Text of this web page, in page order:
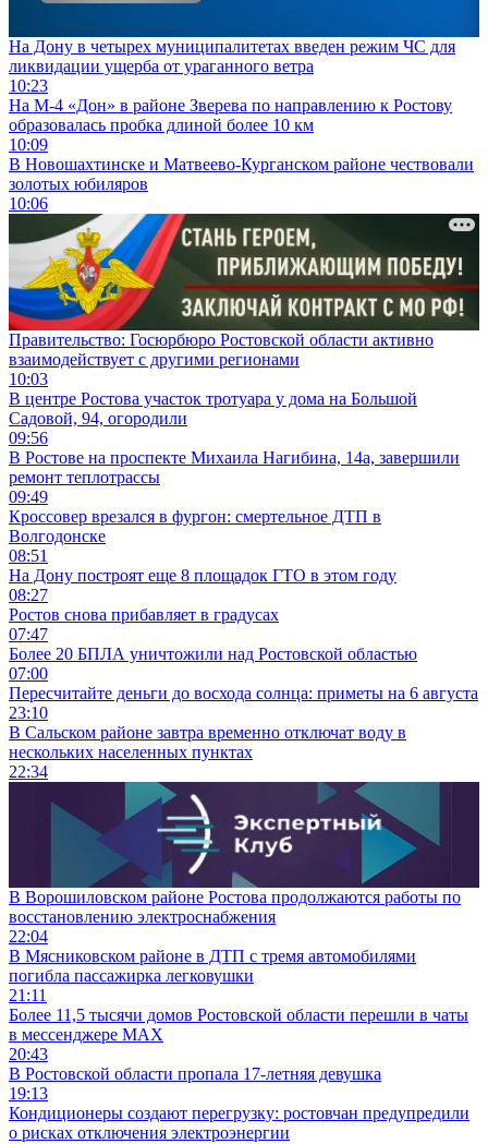
На Дону в четырех муниципалитетах введен режим ЧС для
ликвидации ущерба от ураганного ветра
10:23
На М-4 «Дон» в районе Зверева по направлению к Ростову
образовалась пробка длиной более 10 км
10:09
В Новошахтинске и Матвеево-Курганском районе чествовали
золотых юбиляров
10:06
Правительство: Госюрбюро Ростовской области активно
взаимодействует с другими регионами
10:03
В центре Ростова участок тротуара у дома на Большой
Садовой, 94, огородили
09:56
В Ростове на проспекте Михаила Нагибина, 14а, завершили
ремонт теплотрассы
09:49
Кроссовер врезался в фургон: смертельное ДТП в
Волгодонске
08:51
На Дону построят еще 8 площадок ГТО в этом году
08:27
Ростов снова прибавляет в градусах
07:47
Более 20 БПЛА уничтожили над Ростовской областью
07:00
Пересчитайте деньги до восхода солнца: приметы на 6 августа
23:10
В Сальском районе завтра временно отключат воду в
нескольких населенных пунктах
22:34
В Ворошиловском районе Ростова продолжаются работы по
восстановлению электроснабжения
22:04
В Мясниковском районе в ДТП с тремя автомобилями
погибла пассажирка легковушки
21:11
Более 11,5 тысячи домов Ростовской области перешли в чаты
в мессенджере MAX
20:43
В Ростовской области пропала 17-летняя девушка
19:13
Кондиционеры создают перегрузку: ростовчан предупредили
о рисках отключения электроэнергии